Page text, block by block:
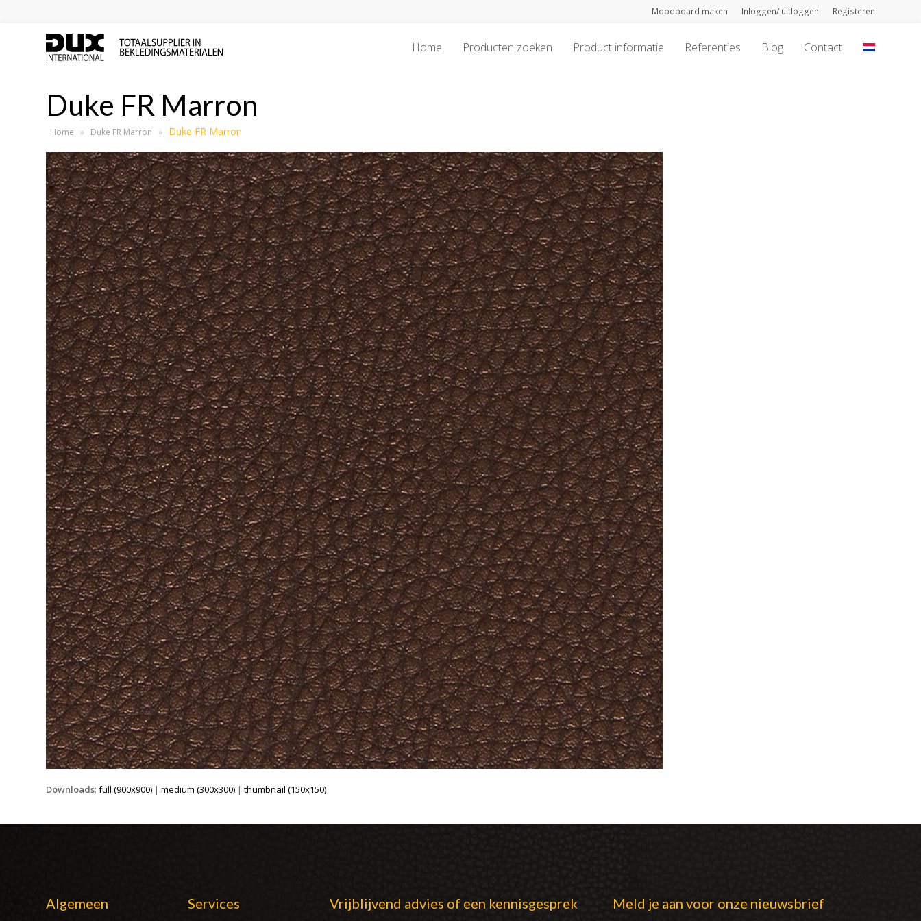
Moodboard maken Inloggen/ uitloggen Registeren
Home Producten zoeken Product informatie Referenties Blog Contact
Duke FR Marron
Home » Duke FR Marron » Duke FR Marron
Downloads:full (900x900) |medium (300x300) |thumbnail (150x150)
Algemeen Services Vrijblijvend advies of een kennisgesprek Meld je aan voor onze nieuwsbrief